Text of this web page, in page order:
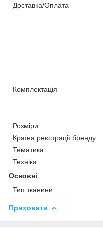
Доставка/Оплата
Комплектація
Розміри
Країна реєстрації бренду
Тематика
Техніка
Основні
Тип тканини
Приховати